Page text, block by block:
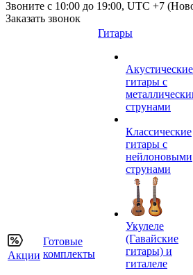
Звоните с 10:00 до 19:00, UTC +7
Заказать звонок
Акции
Готовые
комплекты
Гитары
Акустические
гитары с
струнами
Классические
гитары с
нейлоновыми
струнами
Укулеле
(Гавайские
гитары) и
гиталеле